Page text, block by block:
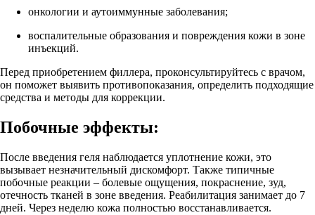
онкологии и аутоиммунные заболевания;
воспалительные образования и повреждения кожи в зоне
инъекций.
Перед приобретением филлера, проконсультируйтесь с врачом,
он поможет выявить противопоказания, определить подходящие
средства и методы для коррекции.
Побочные эффекты:
После введения геля наблюдается уплотнение кожи, это
вызывает незначительный дискомфорт. Также типичные
побочные реакции – болевые ощущения, покраснение, зуд,
отечность тканей в зоне введения. Реабилитация занимает до 7
дней. Через неделю кожа полностью восстанавливается.